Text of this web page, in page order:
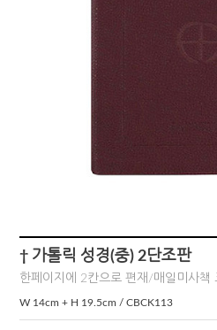
† 가톨릭 성경(중) 2단조판
한페이지에 2칸으로 편재/매일미사책
W 14cm + H 19.5cm / CBCK113